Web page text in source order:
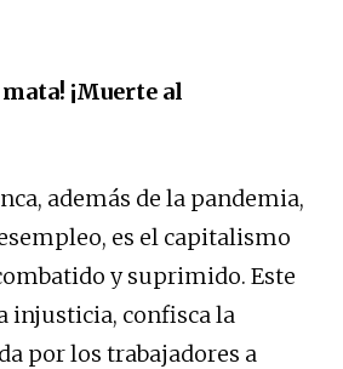
¡Muerte al
además de la pandemia,
es el capitalismo
y suprimido. Este
injusticia, confisca la
por los trabajadores a